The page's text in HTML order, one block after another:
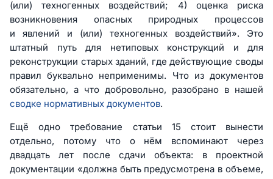
(или) техногенных воздействий; 4) оценка риска
возникновения опасных природных процессов
и явлений и (или) техногенных воздействий». Это
штатный путь для нетиповых конструкций и для
реконструкции старых зданий, где действующие своды
правил буквально неприменимы. Что из документов
обязательно, а что добровольно, разобрано в нашей
сводке нормативных документов.
Ещё одно требование статьи 15 стоит вынести
отдельно, потому что о нём вспоминают через
двадцать лет после сдачи объекта: в проектной
документации «должна быть предусмотрена в объеме,